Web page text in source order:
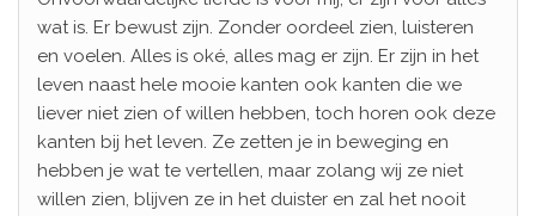
wat is. Er bewust zijn. Zonder oordeel zien, luisteren
en voelen. Alles is oké, alles mag er zijn. Er zijn in het
leven naast hele mooie kanten ook kanten die we
liever niet zien of willen hebben, toch horen ook deze
kanten bij het leven. Ze zetten je in beweging en
hebben je wat te vertellen, maar zolang wij ze niet
willen zien, blijven ze in het duister en zal het nooit